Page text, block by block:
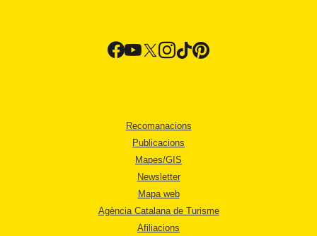
Recomanacions
Publicacions
Mapes/GIS
Newsletter
Mapa web
Agència Catalana de Turisme
Afiliacions